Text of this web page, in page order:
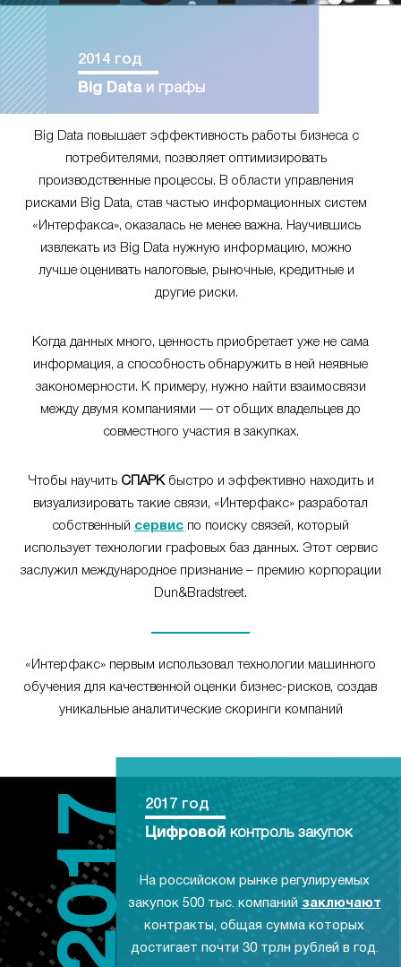
2014 год
Big Dataи графы
Big Data повышает эффективность работы бизнеса с
потребителями, позволяет оптимизировать
производственные процессы. В области управления
рисками Big Data, став частью информационных систем
«Интерфакса», оказалась не менее важна. Научившись
извлекать из Big Data нужную информацию, можно
лучше оценивать налоговые, рыночные, кредитные и
другие риски.
Когда данных много, ценность приобретает уже не сама
информация, а способность обнаружить в ней неявные
закономерности. К примеру, нужно найти взаимосвязи
между двумя компаниями — от общих владельцев до
совместного участия в закупках.
Чтобы научить СПАРКбыстро и эффективно находить и
визуализировать такие связи, «Интерфакс» разработал
собственный сервис по поиску связей, который
использует технологии графовых баз данных. Этот сервис
заслужил международное признание – премию корпорации
Dun&Bradstreet.
«Интерфакс» первым использовал технологии машинного
обучения для качественной оценки бизнес-рисков, создав
уникальные аналитические скоринги компаний
2017 год
Цифровой контроль закупок
На российском рынке регулируемых
закупок 500 тыс. компаний заключают
контракты, общая сумма которых
достигает почти 30 трлн рублей в год.